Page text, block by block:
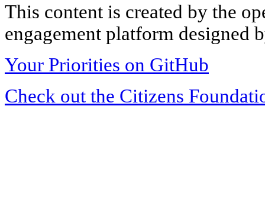
This content is created by the
engagement platform designed
Your Priorities on GitHub
Check out the Citizens